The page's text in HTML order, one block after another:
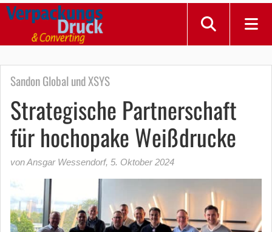
Sandon Global und XSYS
Strategische Partnerschaft
für hochopake Weißdrucke
von Ansgar Wessendorf, 5. Oktober 2024